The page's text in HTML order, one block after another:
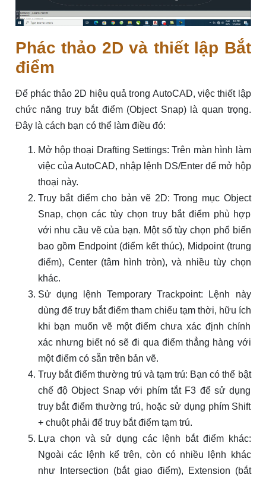
Phác thảo 2D và thiết lập Bắt
điểm
Để phác thảo 2D hiệu quả trong AutoCAD, việc thiết lập
chức năng truy bắt điểm (Object Snap) là quan trọng.
Đây là cách bạn có thể làm điều đó:
Mở hộp thoại Drafting Settings: Trên màn hình làm
việc của AutoCAD, nhập lệnh DS/Enter để mở hộp
thoại này.
Truy bắt điểm cho bản vẽ 2D: Trong mục Object
Snap, chọn các tùy chọn truy bắt điểm phù hợp
với nhu cầu vẽ của bạn. Một số tùy chọn phổ biến
bao gồm Endpoint (điểm kết thúc), Midpoint (trung
điểm), Center (tâm hình tròn), và nhiều tùy chọn
khác.
Sử dụng lệnh Temporary Trackpoint: Lệnh này
dùng để truy bắt điểm tham chiếu tạm thời, hữu ích
khi bạn muốn vẽ một điểm chưa xác định chính
xác nhưng biết nó sẽ đi qua điểm thẳng hàng với
một điểm có sẵn trên bản vẽ.
Truy bắt điểm thường trú và tạm trú: Bạn có thể bật
chế độ Object Snap với phím tắt F3 để sử dụng
truy bắt điểm thường trú, hoặc sử dụng phím Shift
+ chuột phải để truy bắt điểm tạm trú.
Lựa chọn và sử dụng các lệnh bắt điểm khác:
Ngoài các lệnh kể trên, còn có nhiều lệnh khác
như Intersection (bắt giao điểm), Extension (bắt